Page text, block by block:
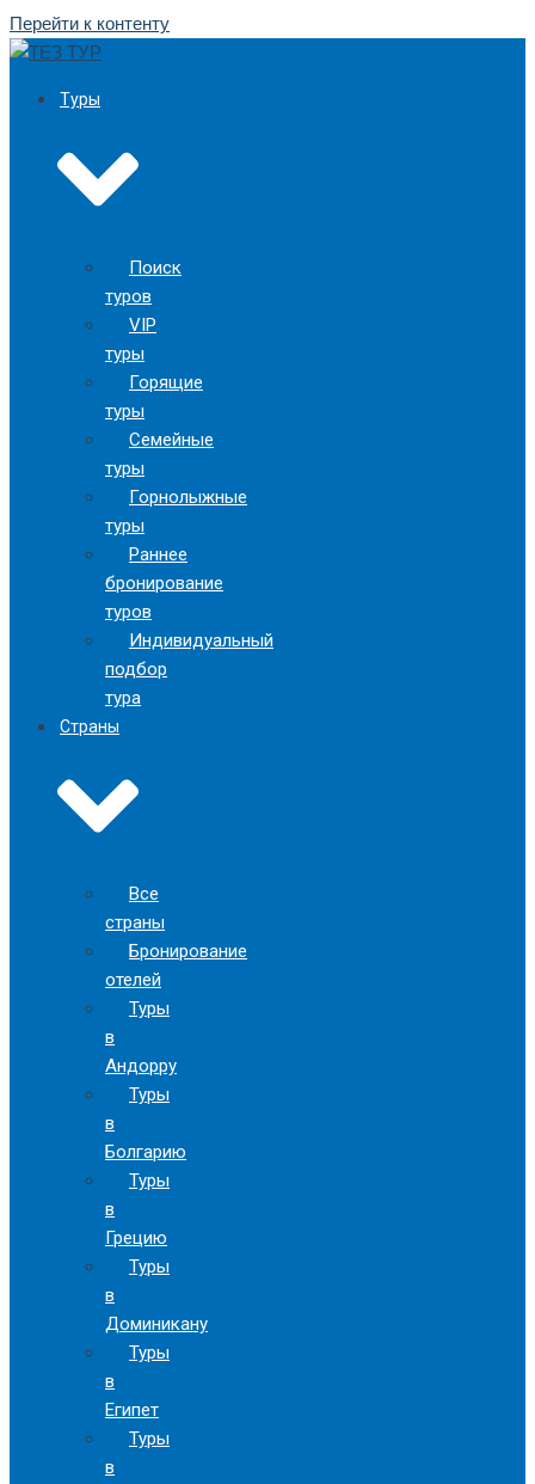
Перейти к контенту
Туры
Поиск
туров
VIP
туры
Горящие
туры
Семейные
туры
Горнолыжные
туры
Раннее
бронирование
туров
Индивидуальный
подбор
тура
Страны
Все
страны
Бронирование
отелей
Туры
в
Андорру
Туры
в
Болгарию
Туры
в
Грецию
Туры
в
Доминикану
Туры
в
Египет
Туры
в